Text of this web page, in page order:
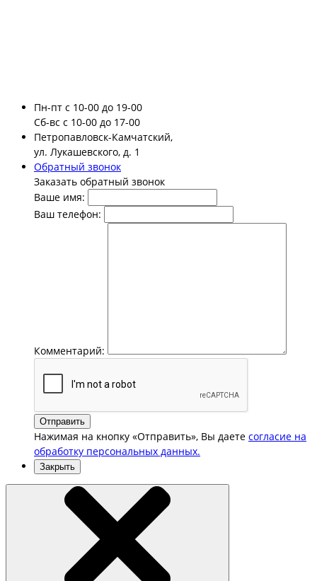
Пн-пт с 10-00 до 19-00
Сб-вс с 10-00 до 17-00
Петропавловск-Камчатский,
ул. Лукашевского, д. 1
Обратный звонок
Заказать обратный звонок
Ваше имя:
Ваш телефон:
Комментарий:
Отправить
Нажимая на кнопку «Отправить», Вы даете согласие на
обработку персональных данных.
Закрыть